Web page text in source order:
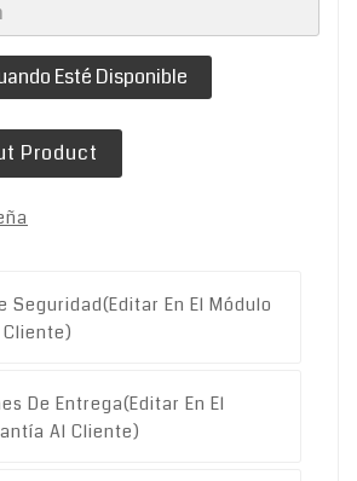
Esté Disponible
Product
Seguridad(editar En El Módulo
De Entrega(editar En El
Al Cliente)